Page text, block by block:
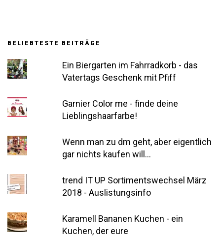
BELIEBTESTE BEITRÄGE
Ein Biergarten im Fahrradkorb - das
Vatertags Geschenk mit Pfiff
Garnier Color me - finde deine
Lieblingshaarfarbe!
Wenn man zu dm geht, aber eigentlich
gar nichts kaufen will...
trend IT UP Sortimentswechsel März
2018 - Auslistungsinfo
Karamell Bananen Kuchen - ein
Kuchen, der eure